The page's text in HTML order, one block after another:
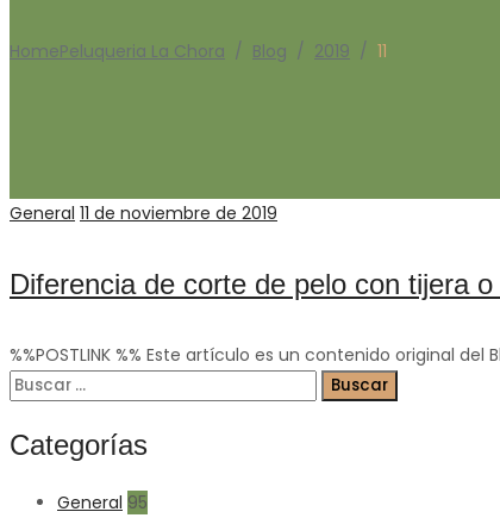
HomePeluqueria La Chora / Blog / 2019 / 11
Categories
General Posted
11 de noviembre de 2019
Diferencia de corte de pelo con tijera
%%POSTLINK %% Este artículo es un contenido original del
Buscar:
Categorías
General 95